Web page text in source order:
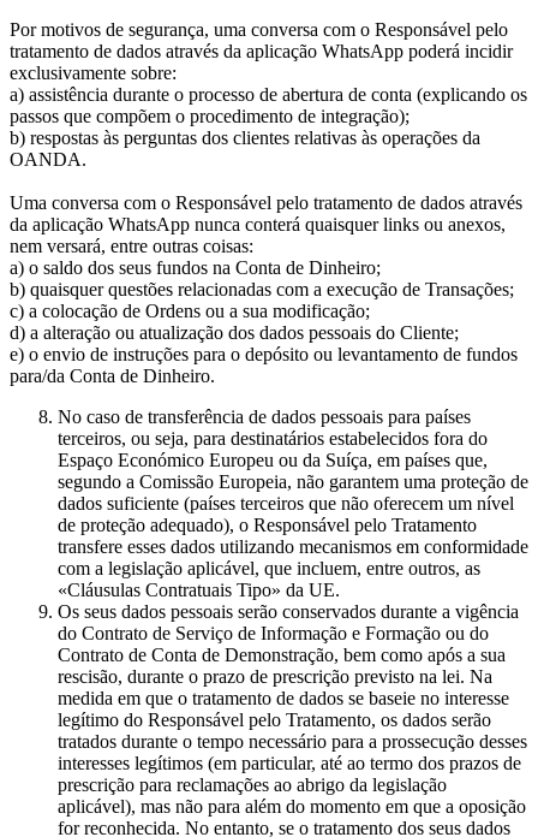
Por motivos de segurança, uma conversa com o Responsável pelo
tratamento de dados através da aplicação WhatsApp poderá incidir
exclusivamente sobre:
a) assistência durante o processo de abertura de conta (explicando os
passos que compõem o procedimento de integração);
b) respostas às perguntas dos clientes relativas às operações da
OANDA.
Uma conversa com o Responsável pelo tratamento de dados através
da aplicação WhatsApp nunca conterá quaisquer links ou anexos,
nem versará, entre outras coisas:
a) o saldo dos seus fundos na Conta de Dinheiro;
b) quaisquer questões relacionadas com a execução de Transações;
c) a colocação de Ordens ou a sua modificação;
d) a alteração ou atualização dos dados pessoais do Cliente;
e) o envio de instruções para o depósito ou levantamento de fundos
para/da Conta de Dinheiro.
No caso de transferência de dados pessoais para países
terceiros, ou seja, para destinatários estabelecidos fora do
Espaço Económico Europeu ou da Suíça, em países que,
segundo a Comissão Europeia, não garantem uma proteção de
dados suficiente (países terceiros que não oferecem um nível
de proteção adequado), o Responsável pelo Tratamento
transfere esses dados utilizando mecanismos em conformidade
com a legislação aplicável, que incluem, entre outros, as
«Cláusulas Contratuais Tipo» da UE.
Os seus dados pessoais serão conservados durante a vigência
do Contrato de Serviço de Informação e Formação ou do
Contrato de Conta de Demonstração, bem como após a sua
rescisão, durante o prazo de prescrição previsto na lei. Na
medida em que o tratamento de dados se baseie no interesse
legítimo do Responsável pelo Tratamento, os dados serão
tratados durante o tempo necessário para a prossecução desses
interesses legítimos (em particular, até ao termo dos prazos de
prescrição para reclamações ao abrigo da legislação
aplicável), mas não para além do momento em que a oposição
for reconhecida. No entanto, se o tratamento dos seus dados